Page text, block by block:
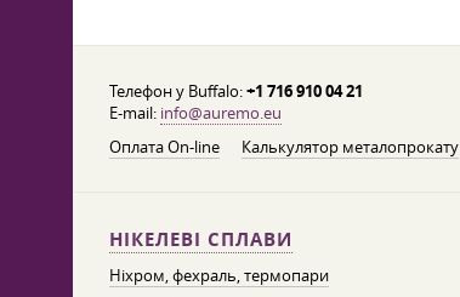
Телефон у Buffalo:+1 716 910 04 21
E-mail: info@auremo.eu
Оплата On-line
Калькулятор металопрокату
НІКЕЛЕВІ СПЛАВИ
Ніхром, фехраль, термопари